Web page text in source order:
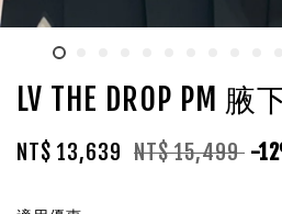
LV THE DROP PM
NT$ 13,639 NT$ 15,499 -